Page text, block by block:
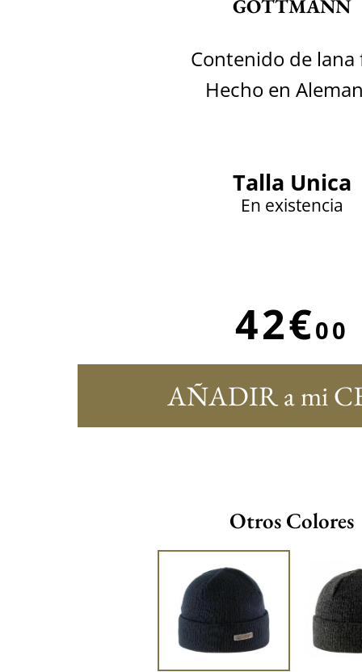
GÖTTMANN
Contenido de lana
Hecho en
Talla Unica
En existencia
42€00
AÑADIR a mi
Otros Colores